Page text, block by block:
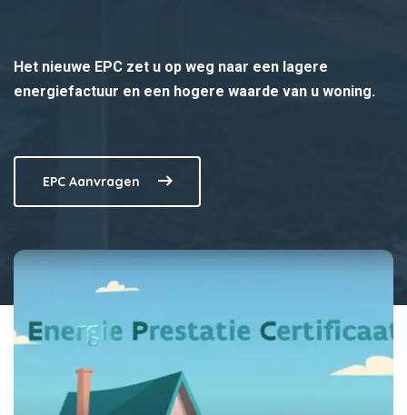
Het nieuwe EPC zet u op weg naar een lagere
energiefactuur en een hogere waarde van u woning.
EPC Aanvragen